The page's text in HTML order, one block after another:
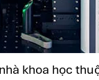
khoa học